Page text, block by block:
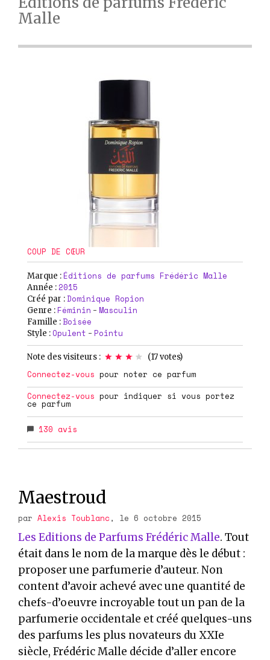
Malle
COUP DE CŒUR
Marque :Éditions de parfums Frédéric Malle
Année :2015
Créé par :Dominique Ropion
Genre :Féminin - Masculin
Famille :Boisée
Style :Opulent - Pointu
Note des visiteurs : (17votes)
Connectez-vous pour noter ce parfum
Connectez-vous pour indiquer si vous portez
ce parfum
130 avis
Maestroud
par Alexis Toublanc, le 6 octobre 2015
Les Editions de Parfums Frédéric Malle. Tout
était dans le nom de la marque dès le début :
proposer une parfumerie d’auteur. Non
content d’avoir achevé avec une quantité de
chefs-d’oeuvre incroyable tout un pan de la
parfumerie occidentale et créé quelques-uns
des parfums les plus novateurs du XXIe
siècle, Frédéric Malle décide d’aller encore